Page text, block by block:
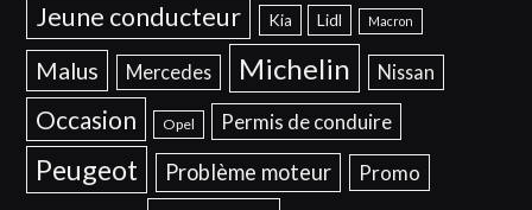
Jeune conducteur Kia Lidl Macron
Malus Mercedes Michelin Nissan
Occasion Opel Permis de conduire
Peugeot Problème moteur Promo